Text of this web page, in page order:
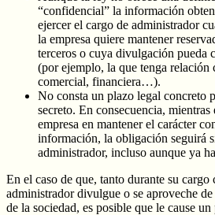
“confidencial” la información
ejercer el cargo de administrador
la empresa quiere mantener
terceros o cuya divulgación pueda
(por ejemplo, la que tenga
comercial, financiera…).
No consta un plazo legal concreto
secreto. En consecuencia, mientras
empresa en mantener el carácter
información, la obligación seguirá
administrador, incluso aunque ya
En el caso de que, tanto durante su cargo
administrador divulgue o se aproveche
de la sociedad, es posible que le cause